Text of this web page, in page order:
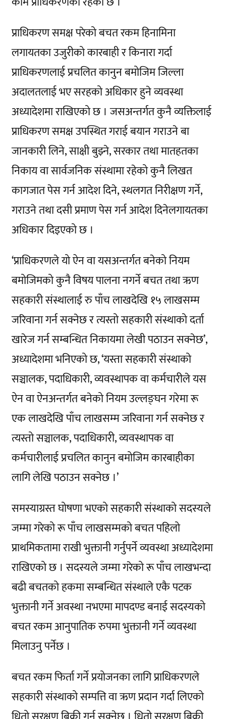
प्राधिकरण समक्ष परेको बचत रकम हिनामिना
लगायतका उजुरीको कारबाही र किनारा गर्दा
प्राधिकरणलाई प्रचलित कानुन बमोजिम जिल्ला
अदालतलाई भए सरहको अधिकार हुने व्यवस्था
अध्यादेशमा राखिएको छ । जसअन्तर्गत कुनै व्यक्तिलाई
प्राधिकरण समक्ष उपस्थित गराई बयान गराउने बा
जानकारी लिने, साक्षी बुझ्ने, सरकार तथा मातहतका
निकाय वा सार्वजनिक संस्थामा रहेको कुनै लिखत
कागजात पेस गर्न आदेश दिने, स्थलगत निरीक्षण गर्ने,
गराउने तथा दसी प्रमाण पेस गर्न आदेश दिनेलगायतका
अधिकार दिइएको छ ।
‘प्राधिकरणले यो ऐन वा यसअन्तर्गत बनेको नियम
बमोजिमको कुनै विषय पालना नगर्ने बचत तथा ऋण
सहकारी संस्थालाई रु पाँच लाखदेखि १५ लाखसम्म
जरिवाना गर्न सक्नेछ र त्यस्तो सहकारी संस्थाको दर्ता
खारेज गर्न सम्बन्धित निकायमा लेखी पठाउन सक्नेछ’,
अध्यादेशमा भनिएको छ, ‘यस्ता सहकारी संस्थाको
सञ्चालक, पदाधिकारी, व्यवस्थापक वा कर्मचारीले यस
ऐन वा ऐनअन्तर्गत बनेको नियम उल्लङ्घन गरेमा रू
एक लाखदेखि पाँच लाखसम्म जरिवाना गर्न सक्नेछ र
त्यस्तो सञ्चालक, पदाधिकारी, व्यवस्थापक वा
कर्मचारीलाई प्रचलित कानुन बमोजिम कारबाहीका
लागि लेखि पठाउन सक्नेछ ।’
समस्याग्रस्त घोषणा भएको सहकारी संस्थाको सदस्यले
जम्मा गरेको रू पाँच लाखसम्मको बचत पहिलो
प्राथमिकतामा राखी भुक्तानी गर्नुपर्ने व्यवस्था अध्यादेशमा
राखिएको छ । सदस्यले जम्मा गरेको रू पाँच लाखभन्दा
बढी बचतको हकमा सम्बन्धित संस्थाले एकै पटक
भुक्तानी गर्ने अवस्था नभएमा मापदण्ड बनाई सदस्यको
बचत रकम आनुपातिक रुपमा भुक्तानी गर्ने व्यवस्था
मिलाउनु पर्नेछ ।
बचत रकम फिर्ता गर्ने प्रयोजनका लागि प्राधिकरणले
सहकारी संस्थाको सम्पत्ति वा ऋण प्रदान गर्दा लिएको